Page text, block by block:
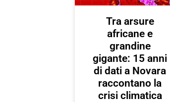
Tra arsure
africane e
grandine
gigante: 15 anni
di dati a Novara
raccontano la
crisi climatica